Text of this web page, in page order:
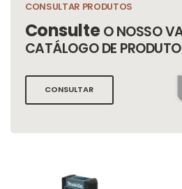
CONSULTAR PRODUTOS
ConsulteO NOSSO
CATÁLOGO DE
CONSULTAR